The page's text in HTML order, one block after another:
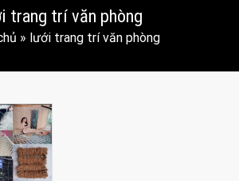
trang trí văn phòng
» lưới trang trí văn phòng